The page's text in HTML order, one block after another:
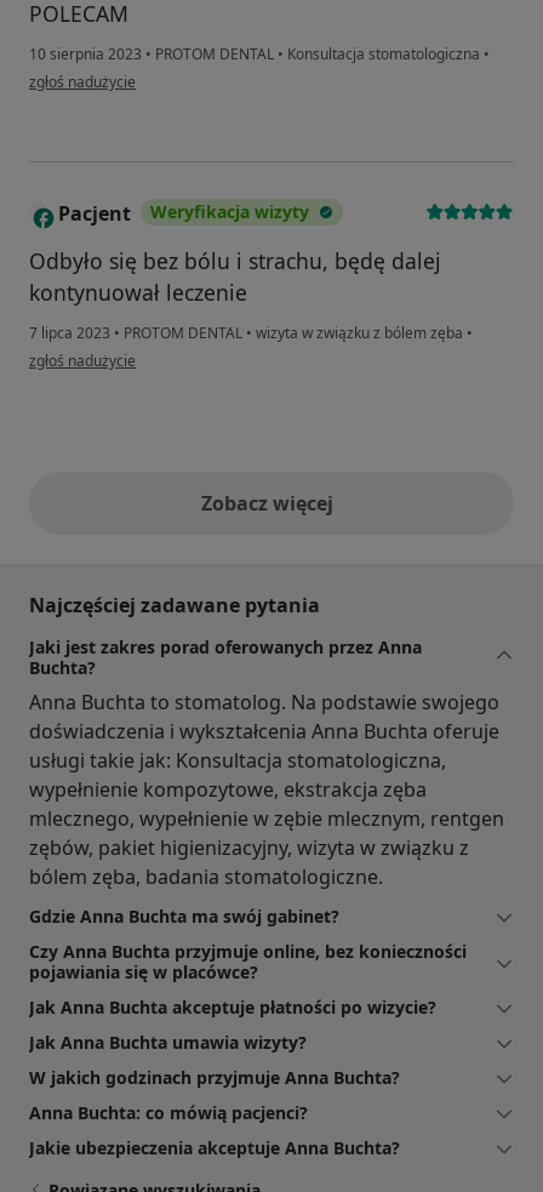
POLECAM
10 sierpnia 2023 • PROTOM DENTAL • Konsultacja stomatologiczna •
w opinii użytkownika Ewa
zgłoś nadużycie
Pacjent Weryfikacja wizyty
Odbyło się bez bólu i strachu, będę dalej
kontynuował leczenie
7 lipca 2023 • PROTOM DENTAL • wizyta w związku z bólem zęba •
w opinii użytkownika Pacjent
zgłoś nadużycie
Zobacz więcejopinie powyżej
Najczęściej zadawane pytania
Jaki jest zakres porad oferowanych przez Anna
Buchta?
Anna Buchta to stomatolog. Na podstawie swojego
doświadczenia i wykształcenia Anna Buchta oferuje
usługi takie jak: Konsultacja stomatologiczna,
wypełnienie kompozytowe, ekstrakcja zęba
mlecznego, wypełnienie w zębie mlecznym, rentgen
zębów, pakiet higienizacyjny, wizyta w związku z
bólem zęba, badania stomatologiczne.
Gdzie Anna Buchta ma swój gabinet?
Czy Anna Buchta przyjmuje online, bez konieczności
pojawiania się w placówce?
Jak Anna Buchta akceptuje płatności po wizycie?
Jak Anna Buchta umawia wizyty?
W jakich godzinach przyjmuje Anna Buchta?
Anna Buchta: co mówią pacjenci?
Jakie ubezpieczenia akceptuje Anna Buchta?